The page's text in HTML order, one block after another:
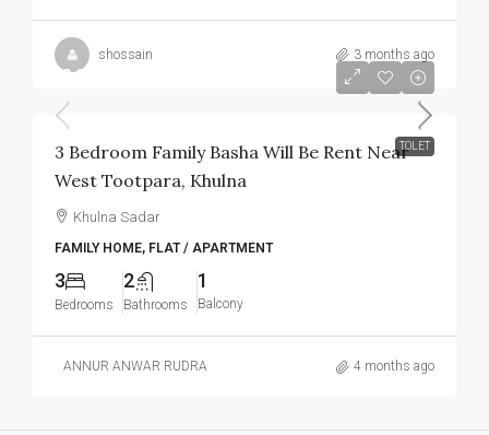
shossain 3 months ago
TOLET
৳8,000
3 Bedroom Family Basha Will Be Rent Near
West Tootpara, Khulna
Khulna Sadar
FAMILY HOME, FLAT / APARTMENT
3
Bedrooms
2
Bathrooms
1
Balcony
ANNUR ANWAR RUDRA 4 months ago